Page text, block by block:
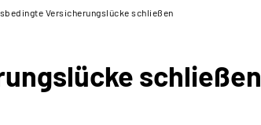
Versicherungslücke schließen
schließen